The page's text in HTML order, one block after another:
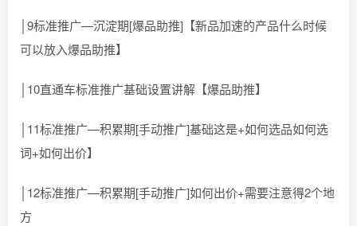
│9标准推广—沉淀期[爆品助推]【新品加速的产品什么时候
可以放入爆品助推】
│10直通车标准推广基础设置讲解【爆品助推】
│11标准推广—积累期[手动推广]基础这是+如何选品如何选
词+如何出价】
│12标准推广—积累期[手动推广]如何出价+需要注意得2个地
方